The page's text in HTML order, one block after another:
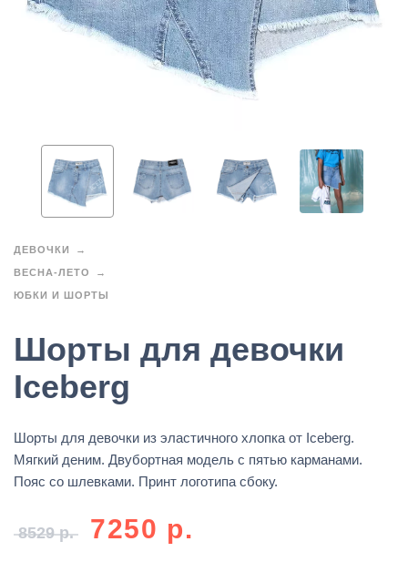
ДЕВОЧКИ
ВЕСНА-ЛЕТО
ЮБКИ И ШОРТЫ
Шорты для девочки
Iceberg
Шорты для девочки из эластичного хлопка от Iceberg.
Мягкий деним. Двубортная модель с пятью карманами.
Пояс со шлевками. Принт логотипа сбоку.
8529р. 7250 р.